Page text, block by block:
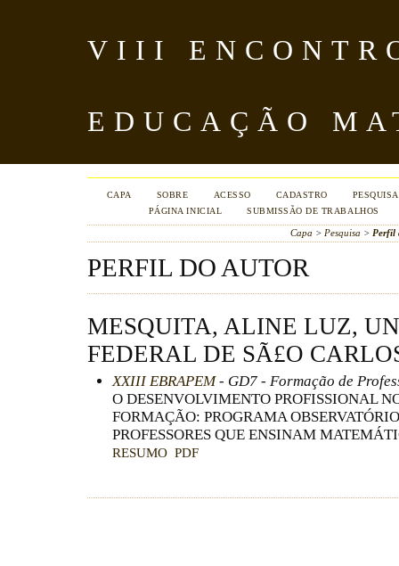
VIII
EDUCAÇÃO
CAPA SOBRE ACESSO CADASTRO
PESQUISA
PÁGINA INICIAL
SUBMISSÃO DE TRABALHOS
Capa > Pesquisa > Perfil
PERFIL DO AUTOR
MESQUITA, ALINE LUZ,
FEDERAL DE SÃ£O
XXIII EBRAPEM- GD7 - Formação de
O DESENVOLVIMENTO PROFISSIONAL
FORMAÇÃO: PROGRAMA
PROFESSORES QUE ENSINAM
RESUMO PDF